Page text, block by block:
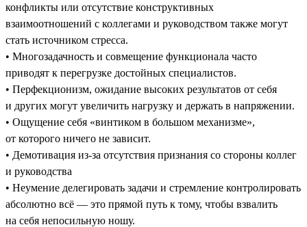
конфликты или отсутствие конструктивных
взаимоотношений с коллегами и руководством также могут
стать источником стресса.
• Многозадачность и совмещение функционала часто
приводят к перегрузке достойных специалистов.
• Перфекционизм, ожидание высоких результатов от себя
и других могут увеличить нагрузку и держать в напряжении.
• Ощущение себя «винтиком в большом механизме»,
от которого ничего не зависит.
• Демотивация из-за отсутствия признания со стороны коллег
и руководства
• Неумение делегировать задачи и стремление контролировать
абсолютно всё — это прямой путь к тому, чтобы взвалить
на себя непосильную ношу.